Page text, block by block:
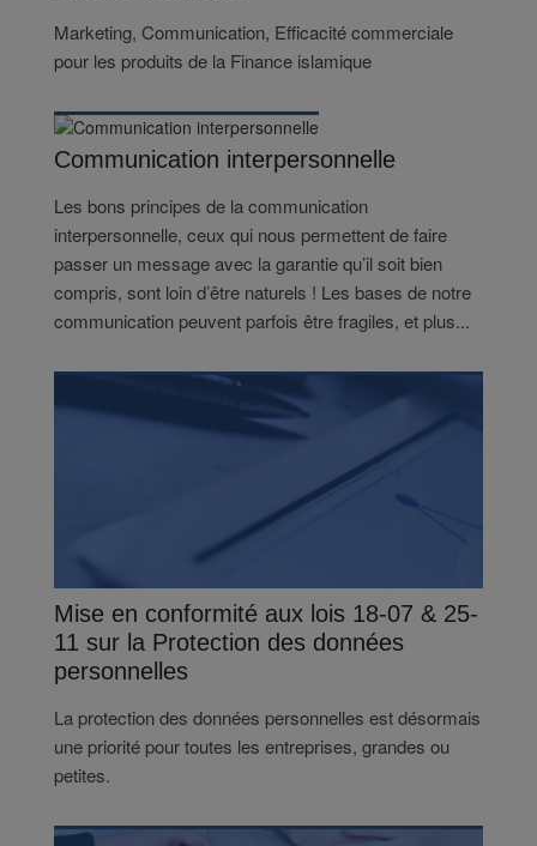
Marketing, Communication, Efficacité commerciale
pour les produits de la Finance islamique
Communication interpersonnelle
Les bons principes de la communication
interpersonnelle, ceux qui nous permettent de faire
passer un message avec la garantie qu’il soit bien
compris, sont loin d’être naturels ! Les bases de notre
communication peuvent parfois être fragiles, et plus...
Mise en conformité aux lois 18-07 & 25-
11 sur la Protection des données
personnelles
La protection des données personnelles est désormais
une priorité pour toutes les entreprises, grandes ou
petites.